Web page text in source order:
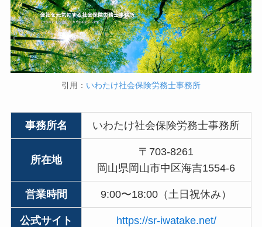
引用： いわたけ社会保険労務士事務所
事務所名 いわたけ社会保険労務士事務所
所在地
〒703-8261
岡山県岡山市中区海吉1554-6
営業時間 9:00〜18:00（土日祝休み）
公式サイト https://sr-iwatake.net/